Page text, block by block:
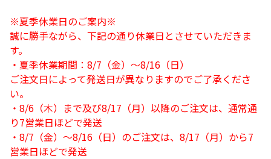
※夏季休業日のご案内※
誠に勝手ながら、下記の通り休業日とさせていただきま
す。
・夏季休業期間：8/7（金）～8/16（日）
ご注文日によって発送日が異なりますのでご了承くださ
い。
・8/6（木）まで及び8/17（月）以降のご注文は、通常通
り7営業日ほどで発送
・8/7（金）～8/16（日）のご注文は、8/17（月）から7
営業日ほどで発送